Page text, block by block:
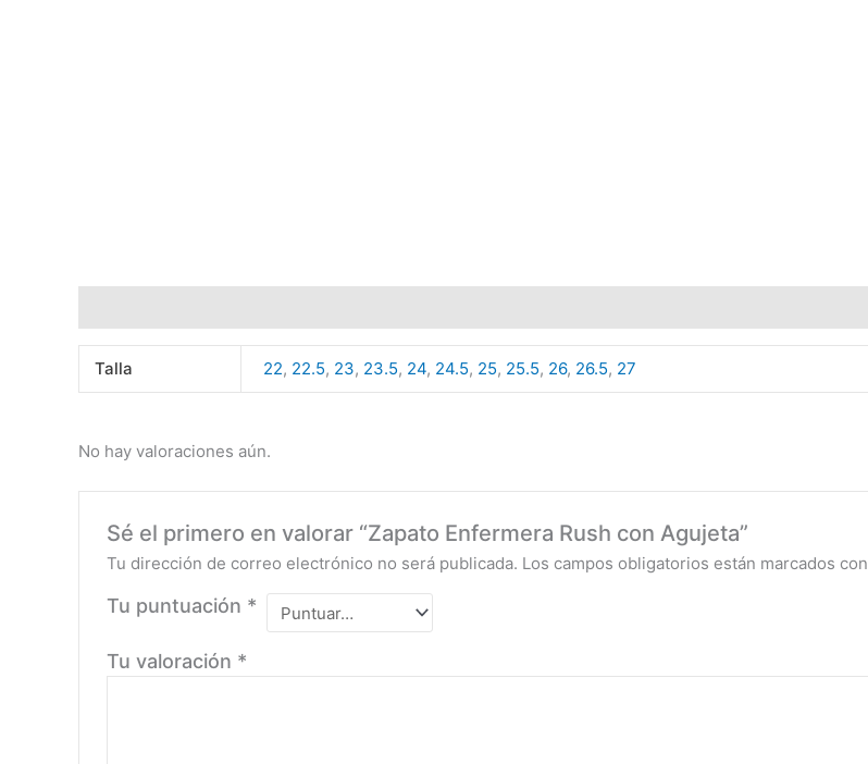
Talla 22, 22.5, 23, 23.5, 24, 24.5, 25, 25.5, 26, 26.5, 27
No hay valoraciones aún.
Sé el primero en valorar “Zapato Enfermera Rush con Agujeta”
Tu dirección de correo electrónico no será publicada. Los campos obligatorios están marcados con
Tu puntuación *
Tu valoración *